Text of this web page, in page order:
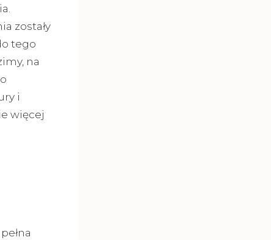
zostały
tego
na
i
więcej